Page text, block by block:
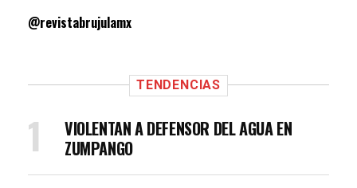
@revistabrujulamx
TENDENCIAS
VIOLENTAN A DEFENSOR DEL AGUA EN
ZUMPANGO